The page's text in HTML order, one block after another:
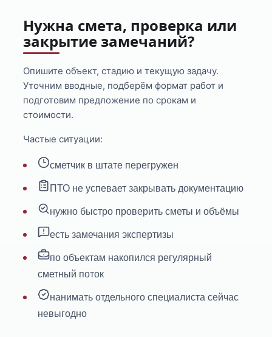
Нужна смета, проверка или
закрытие замечаний?
Опишите объект, стадию и текущую задачу.
Уточним вводные, подберём формат работ и
подготовим предложение по срокам и
стоимости.
Частые ситуации:
сметчик в штате перегружен
ПТО не успевает закрывать документацию
нужно быстро проверить сметы и объёмы
есть замечания экспертизы
по объектам накопился регулярный
сметный поток
нанимать отдельного специалиста сейчас
невыгодно